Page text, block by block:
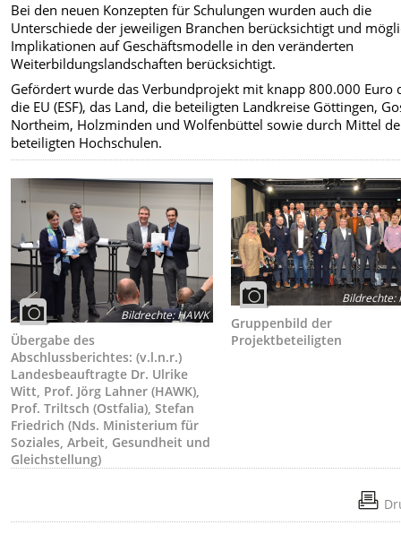
Bei den neuen Konzepten für Schulungen wurden auch die
Unterschiede der jeweiligen Branchen berücksichtigt und
Implikationen auf Geschäftsmodelle in den veränderten
Weiterbildungslandschaften berücksichtigt.
Gefördert wurde das Verbundprojekt mit knapp 800.000 Euro
die EU (ESF), das Land, die beteiligten Landkreise Göttingen,
Northeim, Holzminden und Wolfenbüttel sowie durch Mittel
beteiligten Hochschulen.
Bildrechte:HAWK
Übergabe des
Abschlussberichtes: (v.l.n.r.)
Landesbeauftragte Dr. Ulrike
Witt, Prof. Jörg Lahner (HAWK),
Prof. Triltsch (Ostfalia), Stefan
Friedrich (Nds. Ministerium für
Soziales, Arbeit, Gesundheit und
Gleichstellung)
Bildrechte:
Gruppenbild der
Projektbeteiligten